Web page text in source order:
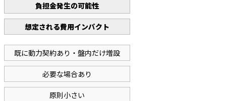
負担金発生の可能性
想定される費用インパクト
既に動力契約あり・盤内だけ増設
必要な場合あり
原則小さい